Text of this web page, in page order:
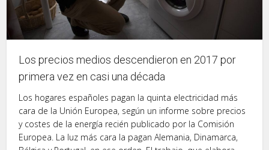
Los precios medios descendieron en 2017 por
primera vez en casi una década
Los hogares españoles pagan la quinta electricidad más
cara de la Unión Europea, según un informe sobre precios
y costes de la energía recién publicado por la Comisión
Europea. La luz más cara la pagan Alemania, Dinamarca,